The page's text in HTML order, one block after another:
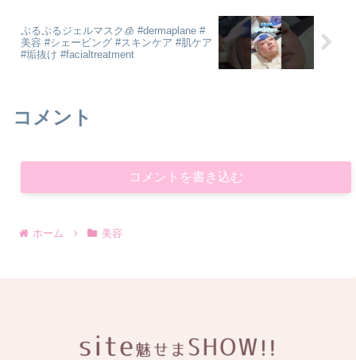
ぷるぷるジェルマスク🧊 #dermaplane #
美容 #シェービング #スキンケア #肌ケア
#垢抜け #facialtreatment
コメント
コメントを書き込む
ホーム 美容